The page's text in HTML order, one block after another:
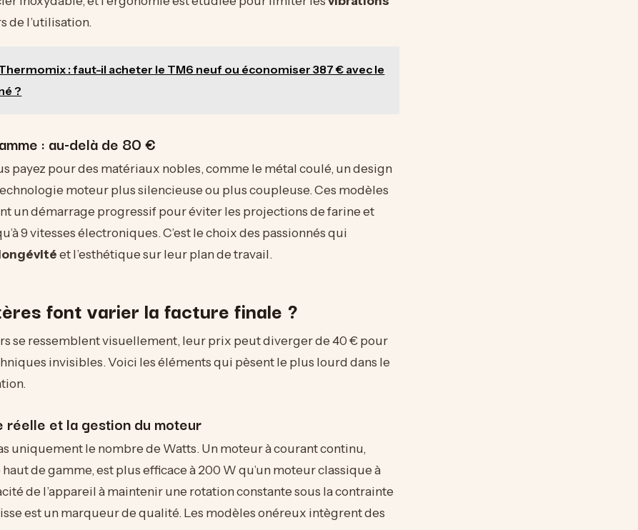
de l’utilisation.
: faut-il acheter le TM6 neuf ou économiser 387 € avec le
?
: au-delà de 80 €
payez pour des matériaux nobles, comme le métal coulé, un design
moteur plus silencieuse ou plus coupleuse. Ces modèles
un démarrage progressif pour éviter les projections de farine et
9 vitesses électroniques. C’est le choix des passionnés qui
et l’esthétique sur leur plan de travail.
font varier la facture finale ?
se ressemblent visuellement, leur prix peut diverger de 40 € pour
invisibles. Voici les éléments qui pèsent le plus lourd dans le
réelle et la gestion du moteur
uniquement le nombre de Watts. Un moteur à courant continu,
de gamme, est plus efficace à 200 W qu’un moteur classique à
de l’appareil à maintenir une rotation constante sous la contrainte
est un marqueur de qualité. Les modèles onéreux intègrent des